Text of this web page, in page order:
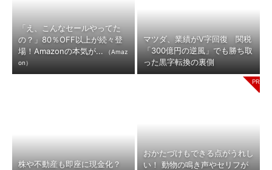
「え、こんなセールやってた
の？」80％OFF以上が続々登
場！Amazonの本気が...
（Amaz
on）
マツダ、業績がV字回復 関税
「300億円の逆風」でも勝ち取
った黒字転換の裏側
株や不動産も即座に現金化？
おかたづけもできる点がうれし
い！ 動物の鳴き声やセリフが